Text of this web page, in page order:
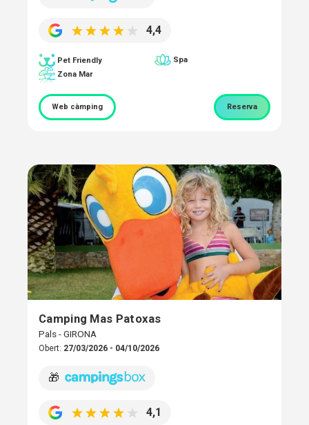
4,4
Pet Friendly
Spa
Zona Mar
Web càmping Reserva
Camping Mas Patoxas
Pals - GIRONA
Obert: 27/03/2026 - 04/10/2026
🎁
4,1